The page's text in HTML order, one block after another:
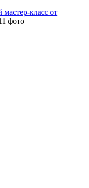
класс от
фото